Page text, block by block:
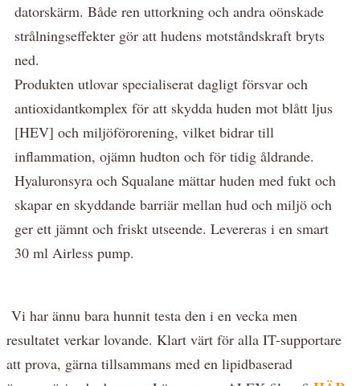
datorskärm. Både ren uttorkning och andra oönskade
strålningseffekter gör att hudens motståndskraft bryts
ned.
Produkten utlovar specialiserat dagligt försvar och
antioxidantkomplex för att skydda huden mot blått ljus
[HEV] och miljöförorening, vilket bidrar till
inflammation, ojämn hudton och för tidig åldrande.
Hyaluronsyra och Squalane mättar huden med fukt och
skapar en skyddande barriär mellan hud och miljö och
ger ett jämnt och friskt utseende. Levereras i en smart
30 ml Airless pump.
Vi har ännu bara hunnit testa den i en vecka men
resultatet verkar lovande. Klart värt för alla IT-supportare
att prova, gärna tillsammans med en lipidbaserad